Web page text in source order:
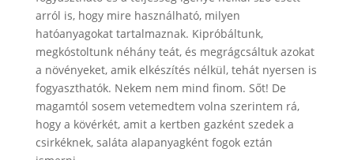
arról is, hogy mire használható, milyen
hatóanyagokat tartalmaznak. Kipróbáltunk,
megkóstoltunk néhány teát, és megrágcsáltuk azokat
a növényeket, amik elkészítés nélkül, tehát nyersen is
fogyaszthatók. Nekem nem mind finom. Sőt! De
magamtól sosem vetemedtem volna szerintem rá,
hogy a kövérkét, amit a kertben gazként szedek a
csirkéknek, saláta alapanyagként fogok eztán